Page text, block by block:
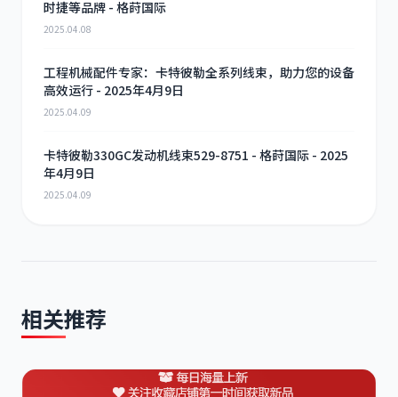
时捷等品牌 - 格莳国际
2025.04.08
工程机械配件专家：卡特彼勒全系列线束，助力您的设备
高效运行 - 2025年4月9日
2025.04.09
卡特彼勒330GC发动机线束529-8751 - 格莳国际 - 2025
年4月9日
2025.04.09
相关推荐